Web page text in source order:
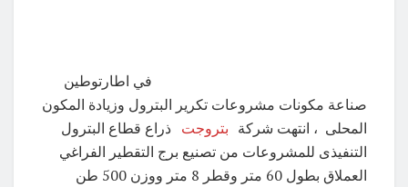
في اطارتوطين
صناعة مكونات مشروعات تكرير البترول وزيادة المكون
المحلى ، انتهت شركة بتروجت ذراع قطاع البترول
التنفيذى للمشروعات من تصنيع برج التقطير الفراغي
العملاق بطول 60 متر وقطر 8 متر ووزن 500 طن